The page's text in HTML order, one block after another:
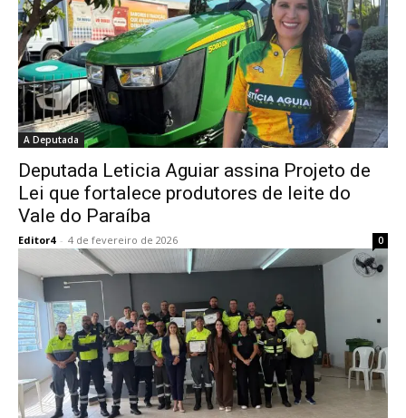
A Deputada
Deputada Leticia Aguiar assina Projeto de
Lei que fortalece produtores de leite do
Vale do Paraíba
Editor4 - 4 de fevereiro de 2026 0